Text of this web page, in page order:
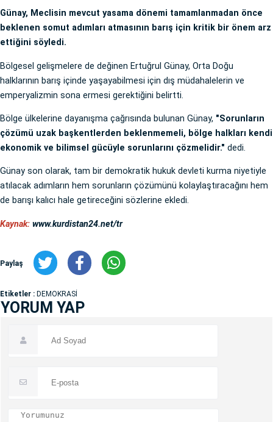
Günay, Meclisin mevcut yasama dönemi tamamlanmadan önce
beklenen somut adımları atmasının barış için kritik bir önem arz
ettiğini söyledi.
Bölgesel gelişmelere de değinen Ertuğrul Günay, Orta Doğu
halklarının barış içinde yaşayabilmesi için dış müdahalelerin ve
emperyalizmin sona ermesi gerektiğini belirtti.
Bölge ülkelerine dayanışma çağrısında bulunan Günay, "Sorunların
çözümü uzak başkentlerden beklenmemeli, bölge halkları kendi
ekonomik ve bilimsel gücüyle sorunlarını çözmelidir." dedi.
Günay son olarak, tam bir demokratik hukuk devleti kurma niyetiyle
atılacak adımların hem sorunların çözümünü kolaylaştıracağını hem
de barışı kalıcı hale getireceğini sözlerine ekledi.
Kaynak: www.kurdistan24.net/tr
Paylaş
Etiketler : DEMOKRASİ
YORUM YAP